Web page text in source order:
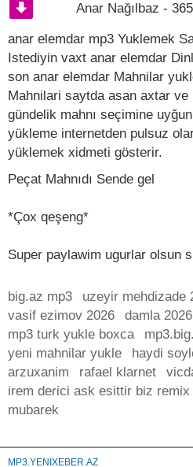
Anar Nağılbaz -
anar elemdar mp3 Yuklemek
Istediyin vaxt anar elemdar
son anar elemdar Mahnilar
Mahnilari saytda asan axtar
gündelik mahnı seçimine
yükleme internetden pulsuz
yüklemek xidmeti gösterir.
Peçat Mahnıdı Sende gel
*Çox qeşeng*
Super paylawim ugurlar olsun
big.az mp3 uzeyir mehdizade
vasif ezimov 2026
damla 2026
mp3 turk yukle boxca
yeni mahnilar yukle
haydi
arzuxanim
rafael klarnet
irem derici ask esittir biz remix
mubarek
MP3.YENIXEBER.AZ